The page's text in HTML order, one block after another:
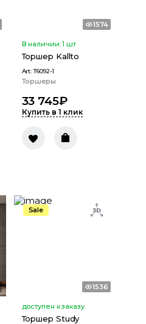
1574
В наличии:1 шт
Торшер Kallto
Art:T6092-1
Торшеры
33 745₽
Купить в 1 клик
Sale
1536
доступен к заказу
Торшер Study